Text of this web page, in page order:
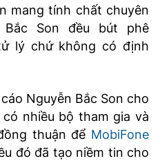
mang tính chất chuyên
Son đều bút phê
lý chứ không có định
Nguyễn Bắc Son cho
nhiều bộ tham gia và
thuận để MobiFone
đó đã tạo niềm tin cho